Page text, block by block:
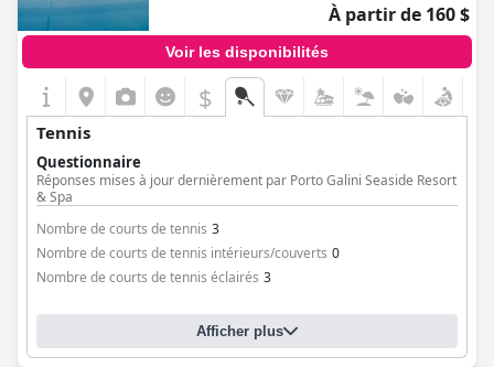
À partir de 160 $
Voir les disponibilités
$
Tennis
Questionnaire
Réponses mises à jour dernièrement par Porto Galini Seaside Resort
& Spa
Nombre de courts de tennis 3
Nombre de courts de tennis intérieurs/couverts 0
Nombre de courts de tennis éclairés 3
Afficher plus